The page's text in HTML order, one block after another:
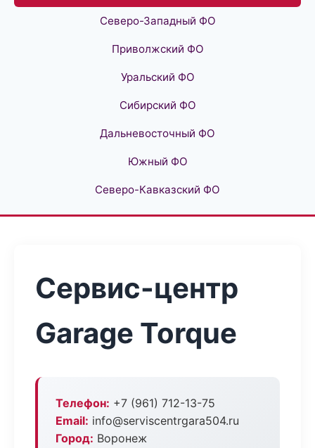
Северо-Западный ФО
Приволжский ФО
Уральский ФО
Сибирский ФО
Дальневосточный ФО
Южный ФО
Северо-Кавказский ФО
Сервис-центр
Garage Torque
Телефон: +7 (961) 712-13-75
Email: info@serviscentrgara504.ru
Город: Воронеж